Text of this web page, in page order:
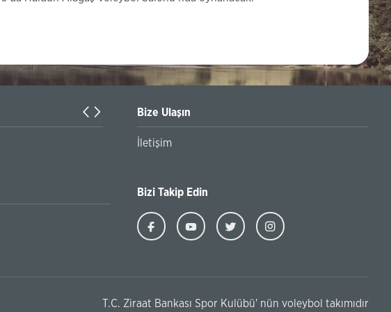
Küçük Erkekler Türkiye Şampiyonası’nda Mücadele Eden
Bize Ulaşın
İletişim
Bizi Takip Edin
T.C. Ziraat Bankası Spor Kulübü' nün voleybol takımıdır